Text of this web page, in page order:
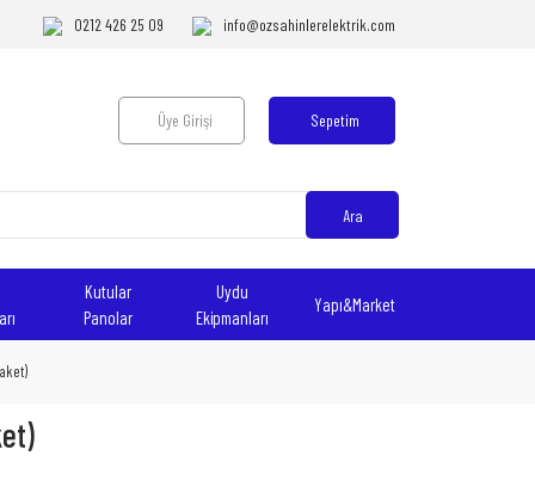
0212 426 25 09 info@ozsahinlerelektrik.com
Üye Girişi Sepetim
Ara
Kutular
Panolar
Uydu
Ekipmanları
Yapı&Market